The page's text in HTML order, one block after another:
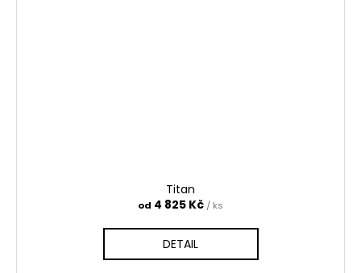
Titan
od 4 825 Kč / ks
DETAIL